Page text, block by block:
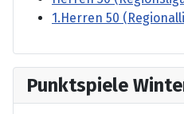
1.Herren 50
Punktspiele